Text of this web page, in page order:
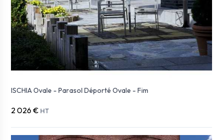
ISCHIA Ovale - Parasol Déporté Ovale - Fim
2 026 € HT